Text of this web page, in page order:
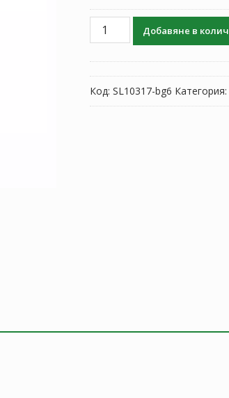
количество
лаптоп
Compal
Добавяне в
Код: SL10317-bg6 Категория: